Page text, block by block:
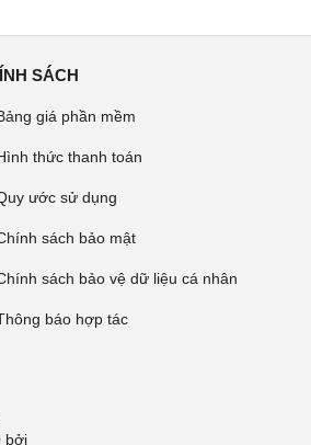
SÁCH
giá phần mềm
thức thanh toán
ước sử dụng
sách bảo mật
sách bảo vệ dữ liệu cá nhân
báo hợp tác
bởi